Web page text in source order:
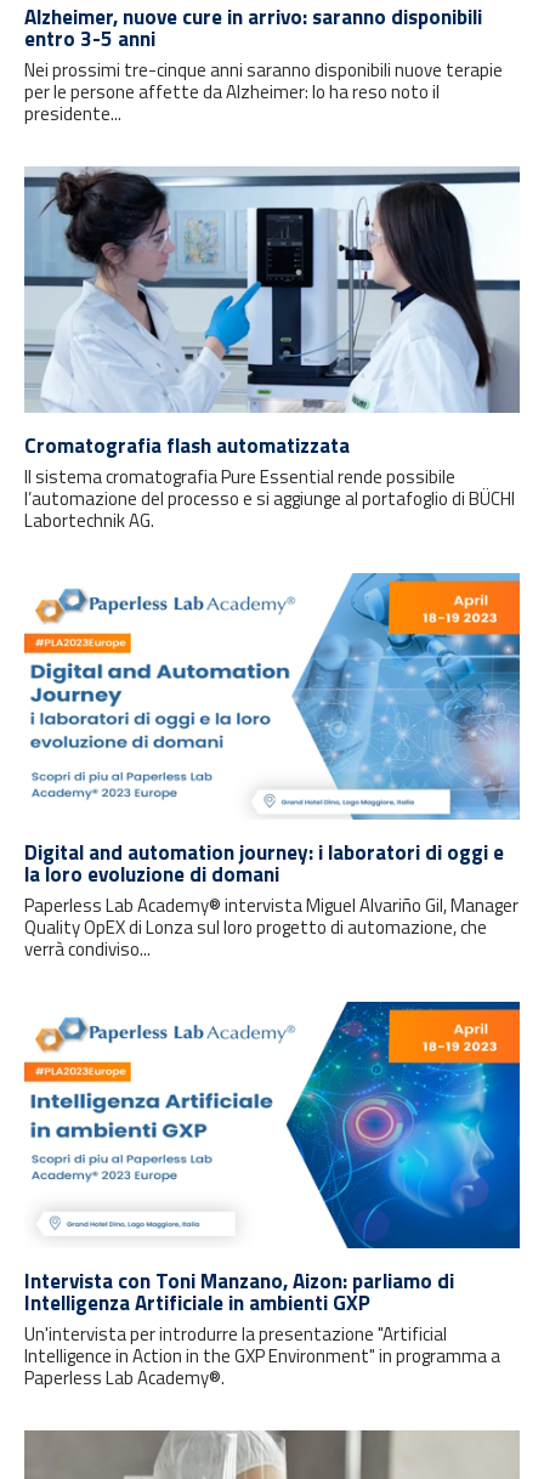
Alzheimer, nuove cure in arrivo: saranno disponibili
entro 3-5 anni
Nei prossimi tre-cinque anni saranno disponibili nuove terapie
per le persone affette da Alzheimer: lo ha reso noto il
presidente...
Cromatografia flash automatizzata
Il sistema cromatografia Pure Essential rende possibile
l’automazione del processo e si aggiunge al portafoglio di BÜCHI
Labortechnik AG.
Digital and automation journey: i laboratori di oggi e
la loro evoluzione di domani
Paperless Lab Academy® intervista Miguel Alvariño Gil, Manager
Quality OpEX di Lonza sul loro progetto di automazione, che
verrà condiviso...
Intervista con Toni Manzano, Aizon: parliamo di
Intelligenza Artificiale in ambienti GXP
Un'intervista per introdurre la presentazione "Artificial
Intelligence in Action in the GXP Environment" in programma a
Paperless Lab Academy®.